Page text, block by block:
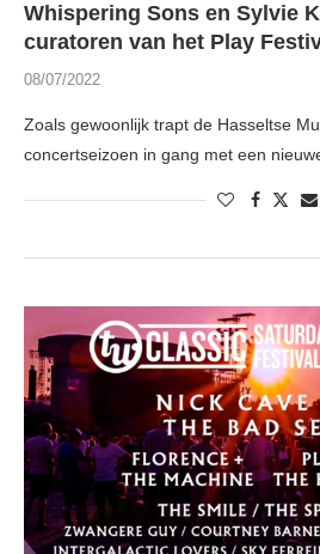
Whispering Sons en Sylvie
curatoren van het Play
08/07/2022
Zoals gewoonlijk trapt de Hasseltse
concertseizoen in gang met een